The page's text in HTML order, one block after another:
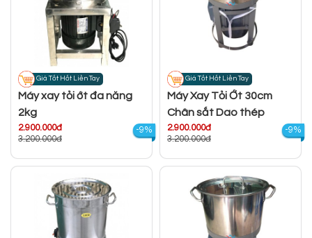
Giá Tốt Hốt Liền Tay
Máy xay tỏi ớt đa năng
2kg
2.900.000đ
3.200.000đ
-9%
Giá Tốt Hốt Liền Tay
Máy Xay Tỏi Ớt 30cm
Chân sắt Dao thép
2.900.000đ
3.200.000đ
-9%